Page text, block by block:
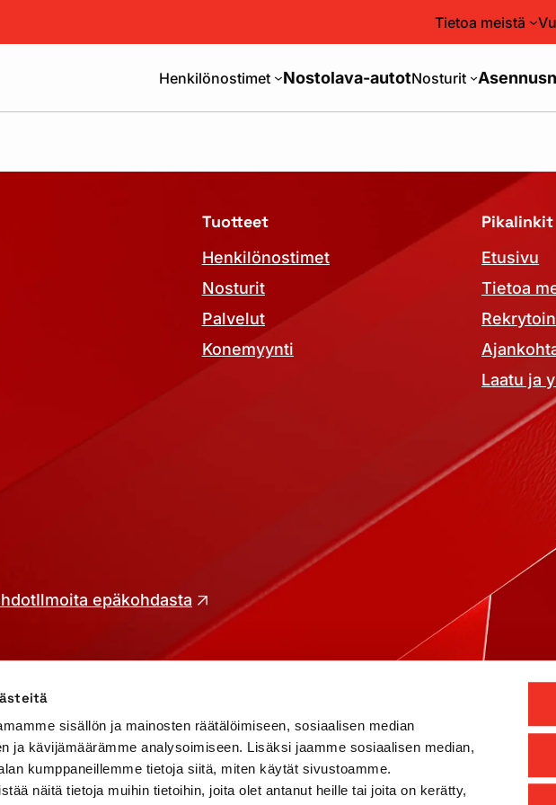
sisällön ja mainosten räätälöimiseen, sosiaalisen median
ja kävijämäärämme analysoimiseen. Lisäksi jaamme sosiaalisen median,
kumppaneillemme tietoja siitä, miten käytät sivustoamme.
näitä tietoja muihin tietoihin, joita olet antanut heille tai joita on kerätty,
Tietoa meistä
Henkilönostimet Nostolava-autotNosturit
Tuotteet
Henkilönostimet
Nosturit
Palvelut
Konemyynti
Pikalinkit
Etusivu
Tietoa
Laatu ja
Ilmoita epäkohdasta